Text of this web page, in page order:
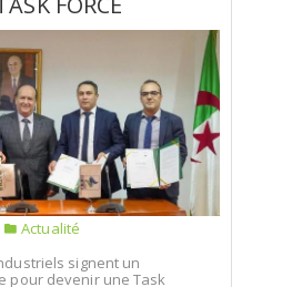
Actualité
signent un
pour devenir une Task